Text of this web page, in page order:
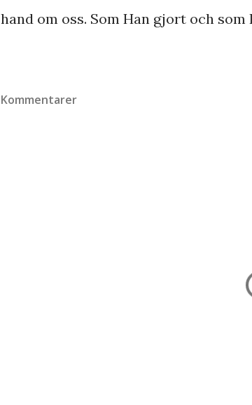
hand om oss. Som Han gjort och
Kommentarer